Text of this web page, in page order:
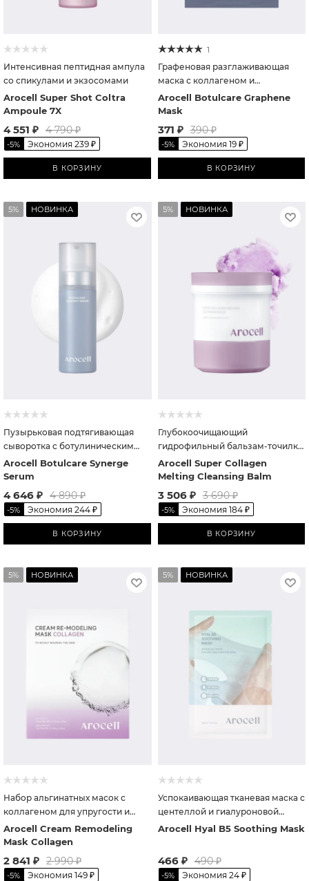
Интенсивная пептидная ампула
со спикулами и экзосомами
Arocell Super Shot Coltra
Ampoule 7X
4 551 ₽ 4 790₽
-5% Экономия 239 ₽
В КОРЗИНУ
1
Графеновая разглаживающая
маска с коллагеном и
ботулиническим пептидом
Arocell Botulcare Graphene
Mask
371 ₽ 390₽
-5% Экономия 19₽
В КОРЗИНУ
5% НОВИНКА
Пузырьковая подтягивающая
сыворотка с ботулиническим
пептидом и экзосомами
Arocell Botulcare Synerge
Serum
4 646 ₽ 4 890₽
-5% Экономия 244 ₽
В КОРЗИНУ
5% НОВИНКА
Глубокоочищающий
гидрофильный бальзам-точилка
с коллагеном
Arocell Super Collagen
Melting Cleansing Balm
3 506₽ 3 690₽
-5% Экономия 184₽
В КОРЗИНУ
5% НОВИНКА
Набор альгинатных масок с
коллагеном для упругости и
сияния кожи
Arocell Cream Remodeling
Mask Collagen
2 841 ₽ 2 990₽
-5% Экономия 149 ₽
5% НОВИНКА
Успокаивающая тканевая маска с
центеллой и гиалуроновой
кислотой
Arocell Hyal B5 Soothing Mask
466₽ 490₽
-5% Экономия 24₽